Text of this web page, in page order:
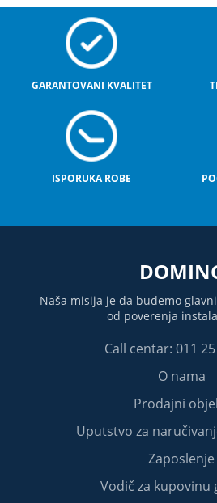
GARANTOVANI KVALITET
ISPORUKA ROBE
Naša misija je da budemo
od poverenja
Call centar: 011
O nama
Prodajni
Uputstvo za
Zaposlenje
Vodič za kupovinu